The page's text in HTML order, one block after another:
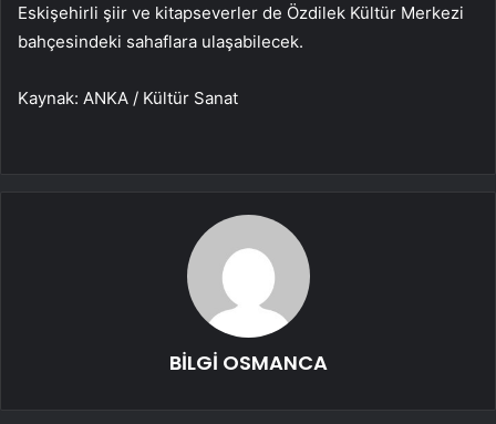
Eskişehirli şiir ve kitapseverler de Özdilek Kültür Merkezi
bahçesindeki sahaflara ulaşabilecek.
Kaynak: ANKA / Kültür Sanat
BİLGİ OSMANCA